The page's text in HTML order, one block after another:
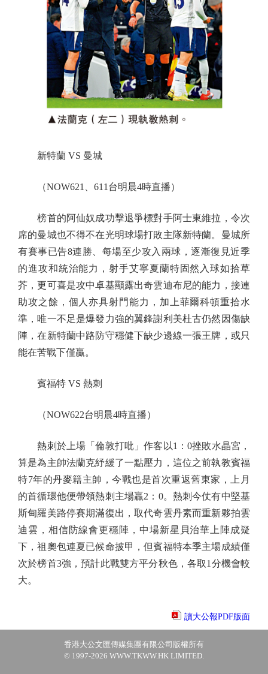
新特蘭 VS 曼城
（NOW621、611台明晨4時直播）
榜首的阿仙奴成功擊退爭標對手阿士東維拉，令次
席的曼城也不得不在光明球場打敗主隊新特蘭。曼城所
有賽事已告8連勝、每場至少攻入兩球，逐漸復見近季
的進攻和統治能力，射手艾寧夏蘭特固然入球如拾草
芥，更可喜是攻中卓基顯露出奇雲迪布尼的能力，接連
助攻之餘，個人亦具射門能力，加上菲爾科頓重拾水
準，唯一不足是爆發力強的翼鋒謝利美杜古仍然因傷缺
陣，在新特蘭中路防守穩健下缺少邊線一張王牌，或只
能在苦戰下僅贏。
賓福特 VS 熱刺
（NOW622台明晨4時直播）
熱刺於上場「倫敦打吡」作客以1：0挫敗水晶宮，
算是為主帥法蘭克紓緩了一點壓力，這位之前執教賓福
特7年的丹麥籍主帥，今戰也是首次重返舊東家，上月
的首循環他便帶領熱刺主場贏2：0。熱刺今仗有中堅基
斯甸羅美路停賽期滿復出，取代奇雲丹素而重新夥拍雲
迪雲，相信防線會更穩陣，中場新星貝治華上陣成疑
下，祖奧包連夏已候命披甲，但賓福特本季主場成績僅
次於榜首3強，預計此戰雙方平分秋色，各取1分機會較
大。
讀大公報PDF版面
香港大公文匯傳媒集團有限公司版權所有
© 1997-2026 WWW.TKWW.HK LIMITED.